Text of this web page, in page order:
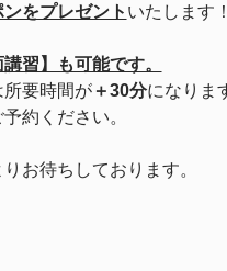
をプレゼント いたします
習】も可能です。
要時間が＋30分になりま
約ください。
お待ちしております。